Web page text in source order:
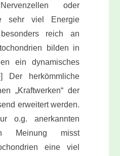
oder
sehr viel Energie
reich an
bilden in
ein dynamisches
Der herkömmliche
„Kraftwerken“ der
erweitert werden.
o.g. anerkannten
Meinung misst
eine viel